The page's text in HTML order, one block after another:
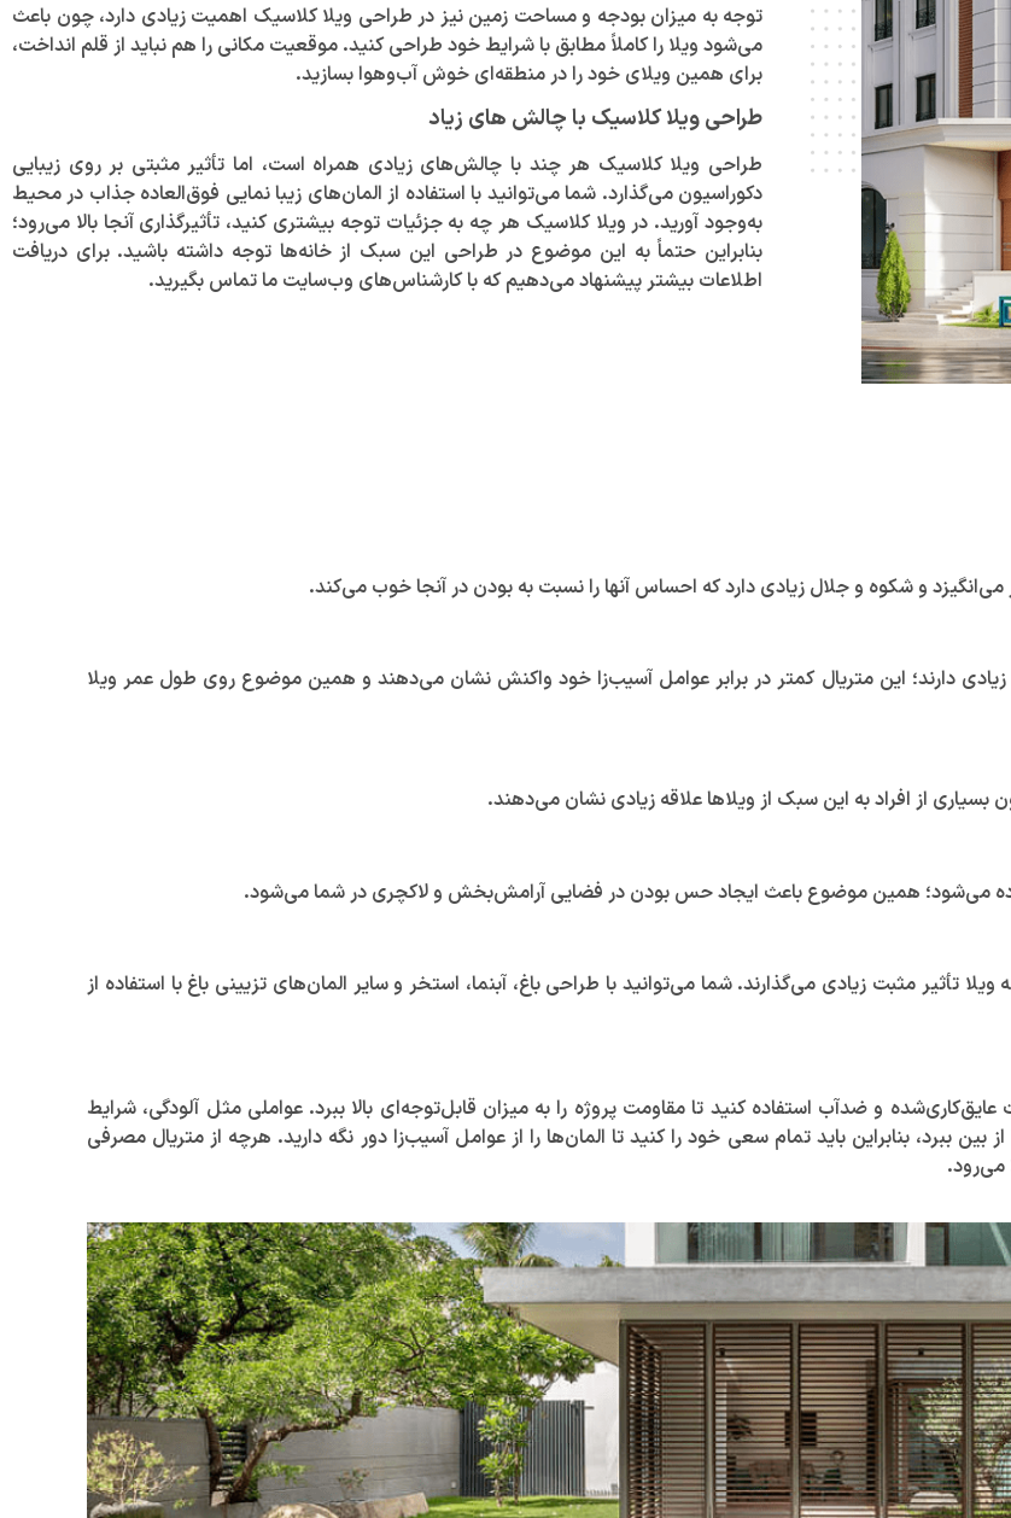
توجه به میزان بودجه و مساحت زمین نیز در طراحی ویلا کلاسیک اهمیت زیادی دارد، چون باعث
می‌شود ویلا را کاملاً مطابق با شرایط خود طراحی کنید. موقعیت مکانی را هم نباید از قلم انداخت،
برای همین ویلای خود را در منطقه‌ای خوش آب‌و‌هوا بسازید.
طراحی ویلا کلاسیک با چالش های زیاد
طراحی ویلا کلاسیک هر چند با چالش‌های زیادی همراه است، اما تأثیر مثبتی بر روی زیبایی
دکوراسیون می‌گذارد. شما می‌توانید با استفاده از المان‌های زیبا نمایی فوق‌العاده جذاب در محیط
به‌وجود آورید. در ویلا کلاسیک هر چه به جزئیات توجه بیشتری کنید، تأثیرگذاری آنجا بالا می‌رود؛
بنابراین حتماً به این موضوع در طراحی این سبک از خانه‌ها توجه داشته باشید. برای دریافت
اطلاعات بیشتر پیشنهاد می‌دهیم که با کارشناس‌های وب‌سایت ما تماس بگیرید.
و شکوه و جلال زیادی دارد که احساس آنها را نسبت به بودن در آنجا خوب می‌کند.
دارند؛ این متریال کمتر در برابر عوامل آسیب‌زا خود واکنش نشان می‌دهند و همین موضوع روی طول عمر ویلا
از افراد به این سبک از ویلا‌ها علاقه زیادی نشان می‌دهند.
می‌شود؛ همین موضوع باعث ایجاد حس بودن در فضایی آرامش‌بخش و لاکچری در شما می‌شود.
مثبت زیادی می‌گذارند. شما می‌توانید با طراحی باغ، آبنما، استخر و سایر المان‌های تزیینی باغ با استفاده از
و ضدآب استفاده کنید تا مقاومت پروژه را به میزان قابل‌توجه‌ای بالا ببرد. عواملی مثل آلودگی، شرایط
ببرد، بنابراین باید تمام سعی خود را کنید تا المان‌ها را از عوامل آسیب‌زا دور نگه دارید. هرچه از متریال مصرفی
می‌رود.